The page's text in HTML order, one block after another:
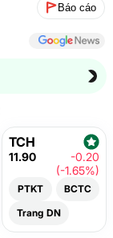
Báo cáo
TCH
11.90
-0.20
(-1.65%)
PTKT
BCTC
Trang DN